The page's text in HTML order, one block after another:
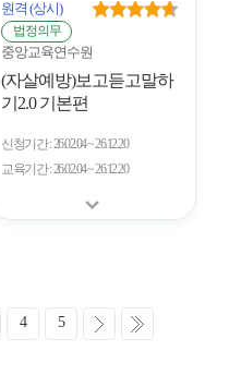
원격 (상시)
법정의무
중앙교육연수원
(자살예방)보고듣고말하
기2.0 기본편
신청기간 26.02.04 ~ 26.12.20
교육기간 26.02.04 ~ 26.12.20
4 5
다
마